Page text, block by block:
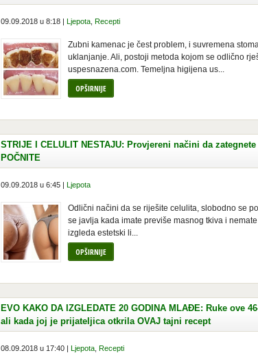
09.09.2018 u 8:18 | Ljepota Recepti
Zubni kamenac je čest problem, i suvremena
uklanjanje. Ali, postoji metoda kojom se odlično
uspesnazena.com. Temeljna higijena us...
OPŠIRNIJE
STRIJE I CELULIT NESTAJU: Provjereni načini da
POČNITE
09.09.2018 u 6:45 | Ljepota
Odlični načini da se riješite celulita, slobodno se
se javlja kada imate previše masnog tkiva i
izgleda estetski li...
OPŠIRNIJE
EVO KAKO DA IZGLEDATE 20 GODINA MLAĐE: Ruke ove
ali kada joj je prijateljica otkrila OVAJ tajni recept
08.09.2018 u 17:40 | Ljepota Recepti